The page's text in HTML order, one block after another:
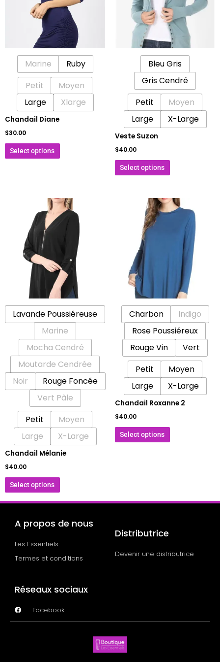
Marine
Ruby
Petit
Moyen
Large
Xlarge
Chandail Diane
$30.00
Select options
variations.
Les
options
peuvent
choisies
sur
la
page
du
Bleu Gris
Gris Cendré
Petit
Moyen
Large
X-Large
Veste Suzon
$40.00
Select options
variations.
Les
options
peuvent
choisies
sur
la
page
du
produit
Lavande Poussiéreuse
Marine
Mocha Cendré
Moutarde Cendrée
Noir
Rouge Foncée
Vert Pâle
Petit
Moyen
Large
X-Large
Chandail Mélanie
$40.00
Select options
Ce
produit
plusieurs
variations.
Les
options
peuvent
choisies
sur
la
page
du
produit
Charbon
Indigo
Rose Poussiéreux
Rouge Vin
Vert
Petit
Moyen
Large
X-Large
Chandail Roxanne 2
$40.00
Select options
Ce
produit
plusieurs
variations.
options
peuvent
choisies
sur
la
page
du
produit
A propos de nous
Les Essentiels
Termes et conditions
Distributrice
Devenir une distributrice
Réseaux sociaux
Facebook